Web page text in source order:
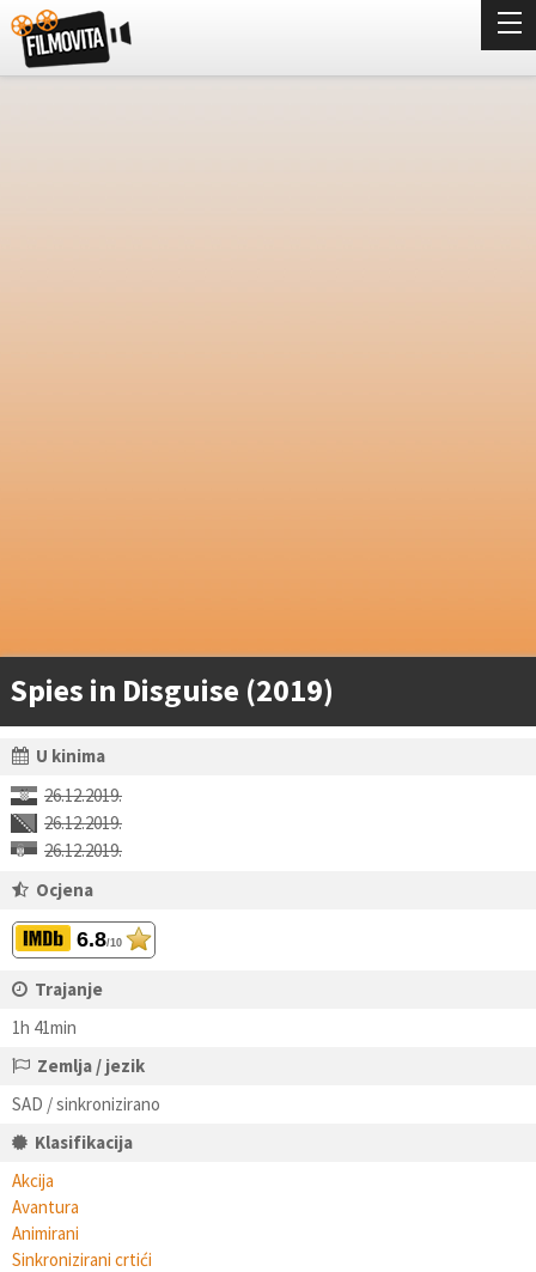
Spies in Disguise (2019)
U kinima
26.12.2019.
26.12.2019.
26.12.2019.
Ocjena
6.8/10
Trajanje
1h 41min
Zemlja / jezik
SAD / sinkronizirano
Klasifikacija
Akcija
Avantura
Animirani
Sinkronizirani crtići